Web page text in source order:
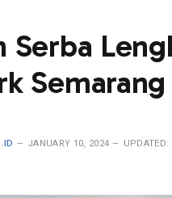
Serba
Semarang
JANUARY 10, 2024 UPDATED: